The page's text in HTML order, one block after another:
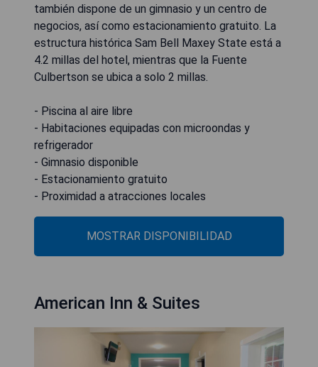
también dispone de un gimnasio y un centro de
negocios, así como estacionamiento gratuito. La
estructura histórica Sam Bell Maxey State está a
4.2 millas del hotel, mientras que la Fuente
Culbertson se ubica a solo 2 millas.
- Piscina al aire libre
- Habitaciones equipadas con microondas y
refrigerador
- Gimnasio disponible
- Estacionamiento gratuito
- Proximidad a atracciones locales
MOSTRAR DISPONIBILIDAD
American Inn & Suites